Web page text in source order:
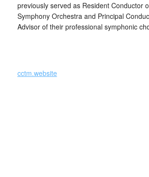
previously served as Resident Conductor
Symphony Orchestra and Principal
Advisor of their professional symphonic
cctm.website